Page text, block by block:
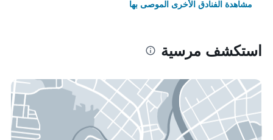
مشاهدة الفنادق الأخرى الموصى بها
استكشف مرسية